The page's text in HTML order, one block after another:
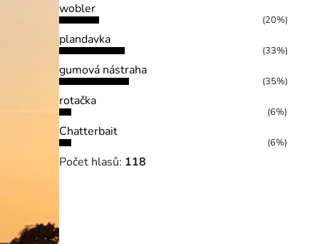
wobler
(20%)
plandavka
(33%)
gumová nástraha
(35%)
rotačka
(6%)
Chatterbait
(6%)
Počet hlasů: 118